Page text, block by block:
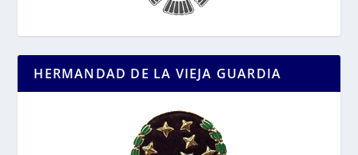
HERMANDAD DE LA VIEJA GUARDIA